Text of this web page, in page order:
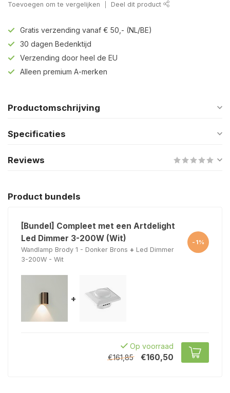
Toevoegen om te vergelijken Deel dit product
Gratis verzending vanaf € 50,- (NL/BE)
30 dagen Bedenktijd
Verzending door heel de EU
Alleen premium A-merken
Productomschrijving
Specificaties
Reviews
Product bundels
[Bundel] Compleet met een Artdelight
Led Dimmer 3-200W (Wit)
Wandlamp Brody 1 - Donker Brons + Led Dimmer
3-200W - Wit
-1%
+
Op voorraad
€161,85
€160,50